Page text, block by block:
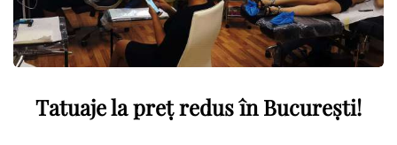
Tatuaje la preț redus în București!